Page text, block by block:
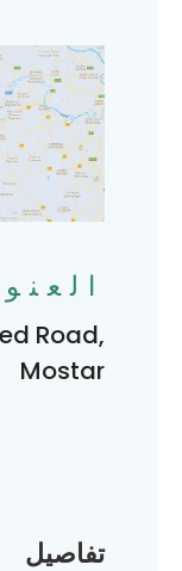
تفاصيل
Road,
Mostar